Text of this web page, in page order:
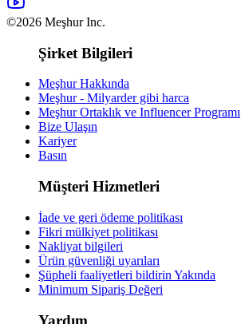
©2026 Meşhur Inc.
Şirket Bilgileri
Meşhur Hakkında
Meşhur - Milyarder gibi harca
Meşhur Ortaklık ve Influencer Programı
Bize Ulaşın
Kariyer
Basın
Müşteri Hizmetleri
İade ve geri ödeme politikası
Fikri mülkiyet politikası
Nakliyat bilgileri
Ürün güvenliği uyarıları
Şüpheli faaliyetleri bildirin Yakında
Minimum Sipariş Değeri
Yardım